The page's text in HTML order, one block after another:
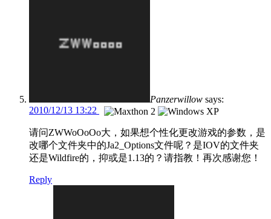
Panzerwillow says:
2010/12/13 13:22
请问ZWWoOoOo大，如果想个性化更改游戏的参数，是
改哪个文件夹中的Ja2_Options文件呢？是IOV的文件夹
还是Wildfire的，抑或是1.13的？请指教！再次感谢您！
Reply